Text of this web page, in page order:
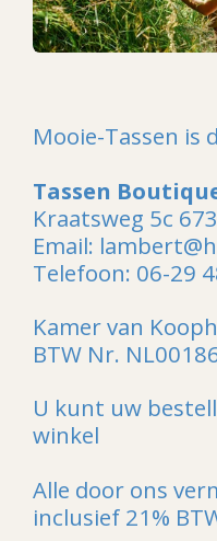
Mooie-Tassen is
Tassen
Kraatsweg 5c
Email:
Telefoon: 06-29
Kamer van
BTW Nr.
U kunt uw
winkel
Alle door ons
inclusief 21%